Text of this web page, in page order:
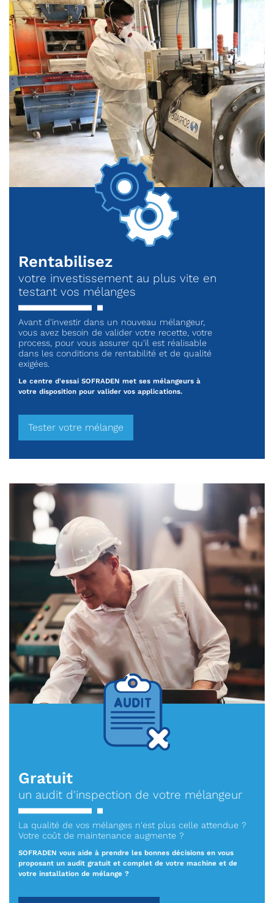
Rentabilisez
votre investissement au plus vite en
testant vos mélanges
Avant d'investir dans un nouveau mélangeur,
vous avez besoin de valider votre recette, votre
process, pour vous assurer qu'il est réalisable
dans les conditions de rentabilité et de qualité
exigées.
Le centre d'essai SOFRADEN met ses mélangeurs à
votre disposition pour valider vos applications.
Tester votre mélange
Gratuit
un audit d'inspection de votre mélangeur
La qualité de vos mélanges n'est plus celle attendue ?
Votre coût de maintenance augmente ?
SOFRADEN vous aide à prendre les bonnes décisions en vous
proposant un audit gratuit et complet de votre machine et de
votre installation de mélange ?